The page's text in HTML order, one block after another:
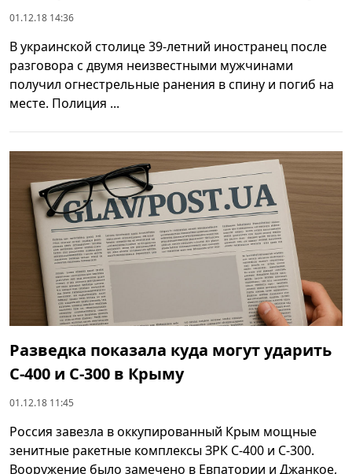
01.12.18 14:36
В украинской столице 39-летний иностранец после
разговора с двумя неизвестными мужчинами
получил огнестрельные ранения в спину и погиб на
месте. Полиция ...
Разведка показала куда могут ударить
С-400 и С-300 в Крыму
01.12.18 11:45
Россия завезла в оккупированный Крым мощные
зенитные ракетные комплексы ЗРК С-400 и С-300.
Вооружение было замечено в Евпатории и Джанкое,